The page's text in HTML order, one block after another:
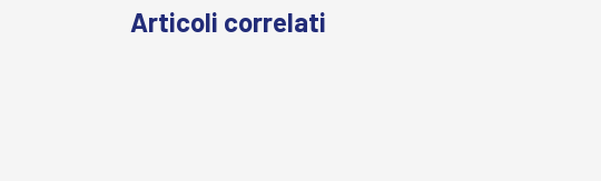
Articoli correlati